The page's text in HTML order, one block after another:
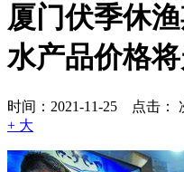
厦门伏季休
水产品价格
时间：2021-11-25 点击：
+ 大